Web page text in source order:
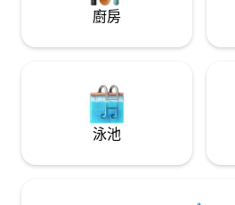
廚房
泳池